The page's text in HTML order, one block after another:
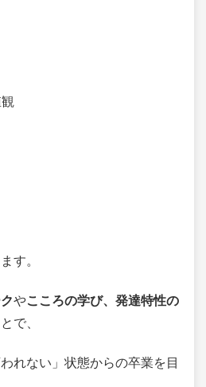
す。
やこころの学び、発達特性の
で、
れない」状態からの卒業を目